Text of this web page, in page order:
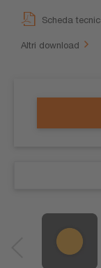
Scheda
Altri download